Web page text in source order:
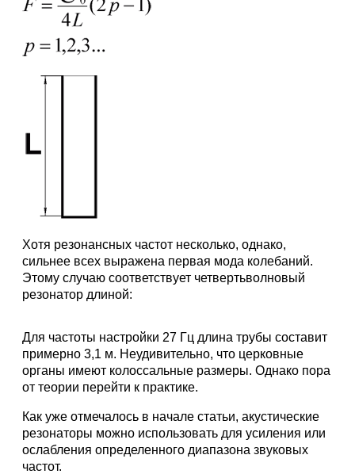
Хотя резонансных частот несколько, однако,
сильнее всех выражена первая мода колебаний.
Этому случаю соответствует четвертьволновый
резонатор длиной:
Для частоты настройки 27 Гц длина трубы составит
примерно 3,1 м. Неудивительно, что церковные
органы имеют колоссальные размеры. Однако пора
от теории перейти к практике.
Как уже отмечалось в начале статьи, акустические
резонаторы можно использовать для усиления или
ослабления определенного диапазона звуковых
частот.